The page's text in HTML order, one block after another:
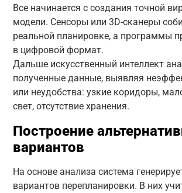
Все начинается с создания точной
модели. Сенсоры или 3D-сканеры
реальной планировке, а программы
в цифровой формат.
Дальше искусственный интеллект
полученные данные, выявляя
или неудобства: узкие коридоры,
свет, отсутствие хранения.
Построение
вариантов
На основе анализа система
вариантов перепланировки. В них